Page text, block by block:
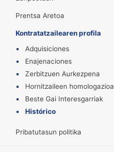
Prentsa Aretoa
Kontratatzailearen profila
Adquisiciones
Enajenaciones
Zerbitzuen Aurkezpena
Hornitzaileen homologazioa
Beste Gai Interesgarriak
Histórico
Pribatutasun politika